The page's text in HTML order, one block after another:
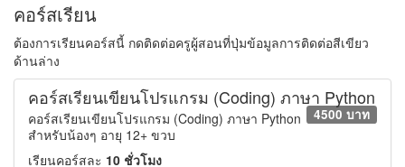
คอร์สเรียน
ต้องการเรียนคอร์สนี้ กดติดต่อครูผู้สอนที่ปุ่มข้อมูลการติดต่อสีเขียว
ด้านล่าง
คอร์สเรียนเขียนโปรแกรม (Coding) ภาษา Python
4500 บาท
คอร์สเรียนเขียนโปรแกรม (Coding) ภาษา Python
สำหรับน้องๆ อายุ 12+ ขวบ
เรียนคอร์สละ 10 ชั่วโมง